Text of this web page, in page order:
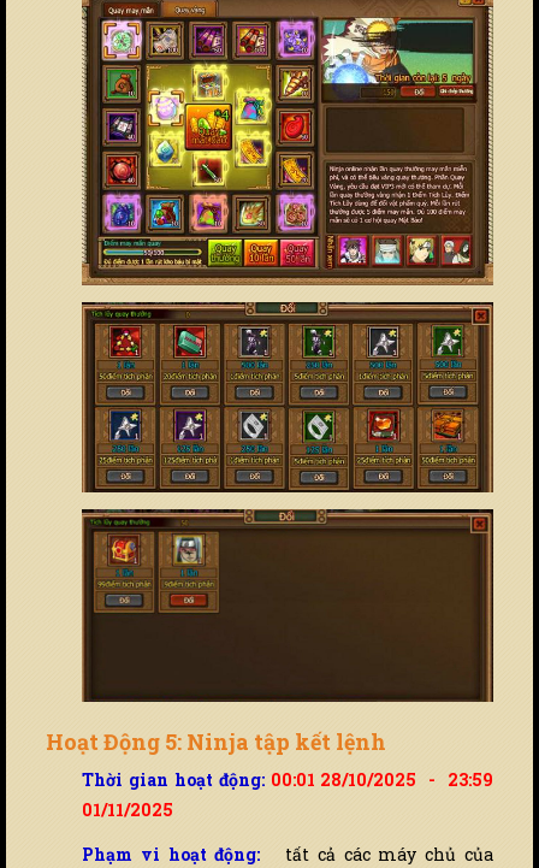
Hoạt Động 5: Ninja tập kết lệnh
Thời gian hoạt động: 00:01 28/10/2025 - 23:59
01/11/2025
Phạm vi hoạt động:
tất cả các máy chủ của